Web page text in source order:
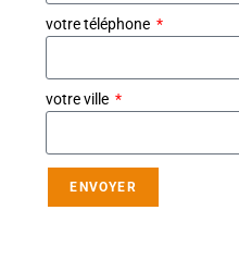
votre téléphone
votre ville
ENVOYER